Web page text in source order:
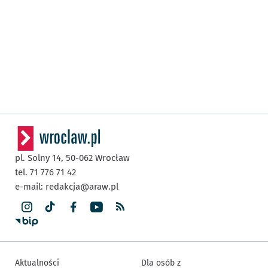
pl. Solny 14, 50-062 Wrocław
tel. 71 776 71 42
e-mail: redakcja@araw.pl
Aktualności Dla osób z